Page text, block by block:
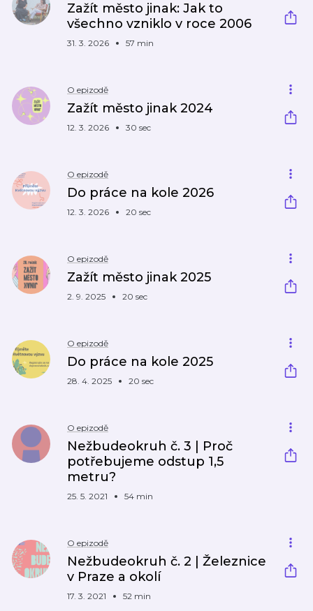
Zažít město jinak: Jak to
všechno vzniklo v roce 2006
31. 3. 2026 57 min
O epizodě
Zažít město jinak 2024
12. 3. 2026 30 sec
O epizodě
Do práce na kole 2026
12. 3. 2026 20 sec
O epizodě
Zažít město jinak 2025
2. 9. 2025 20 sec
O epizodě
Do práce na kole 2025
28. 4. 2025 20 sec
O epizodě
Nežbudeokruh č. 3 | Proč
potřebujeme odstup 1,5
metru?
25. 5. 2021 54 min
O epizodě
Nežbudeokruh č. 2 | Železnice
v Praze a okolí
17. 3. 2021 52 min